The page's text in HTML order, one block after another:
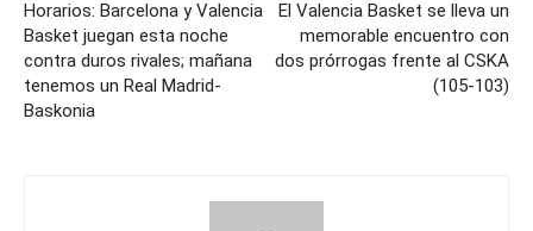
Horarios: Barcelona y Valencia
Basket juegan esta noche
contra duros rivales; mañana
tenemos un Real Madrid-
Baskonia
El Valencia Basket se lleva un
memorable encuentro con
dos prórrogas frente al CSKA
(105-103)